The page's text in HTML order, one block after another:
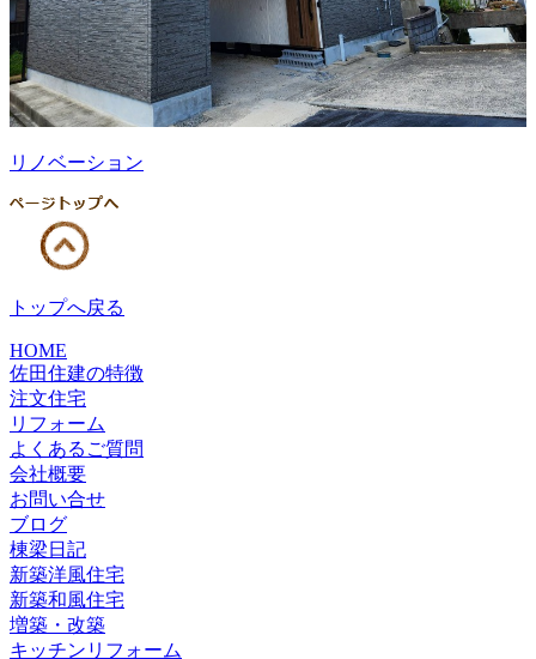
リノベーション
トップへ戻る
HOME
佐田住建の特徴
注文住宅
リフォーム
よくあるご質問
会社概要
お問い合せ
ブログ
棟梁日記
新築洋風住宅
新築和風住宅
増築・改築
キッチンリフォーム